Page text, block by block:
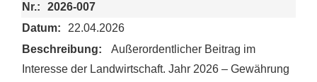
2026-007
22.04.2026
Außerordentlicher Beitrag im
Interesse der Landwirtschaft. Jahr 2026 – Gewährung